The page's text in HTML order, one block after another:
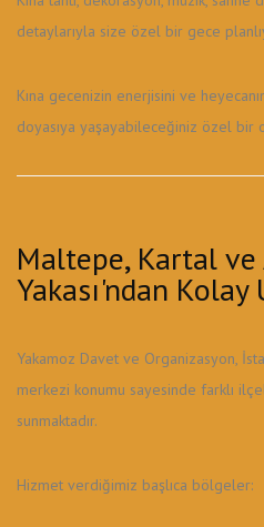
detaylarıyla size özel bir gece
Kına gecenizin enerjisini ve
doyasıya yaşayabileceğiniz özel bir
Maltepe, Kartal
Yakası'ndan Kolay
Yakamoz Davet ve Organizasyon,
merkezi konumu sayesinde farklı
sunmaktadır.
Hizmet verdiğimiz başlıca bölgeler: